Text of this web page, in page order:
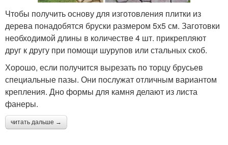
Чтобы получить основу для изготовления плитки из
дерева понадобятся бруски размером 5х5 см. Заготовки
необходимой длины в количестве 4 шт. прикрепляют
друг к другу при помощи шурупов или стальных скоб.
Хорошо, если получится вырезать по торцу брусьев
специальные пазы. Они послужат отличным вариантом
крепления. Дно формы для камня делают из листа
фанеры.
читать дальше →